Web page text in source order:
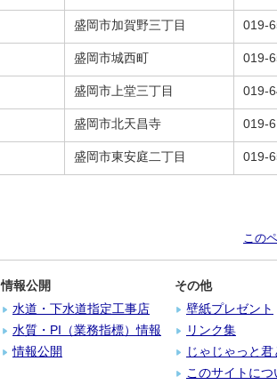
盛岡市加賀野三丁目 019-
盛岡市城西町 019-
盛岡市上堂三丁目 019-
盛岡市北天昌寺 019-
盛岡市東安庭二丁目 019-
この
情報公開
水道・下水道指定工事店
水質・PI（業務指標）情報
情報公開
その他
壁紙プレゼント
リンク集
じゃじゃっと君
このサイトにつ